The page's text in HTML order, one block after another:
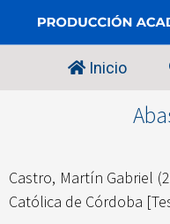
Inicio
Castro, Martín Gabriel
Católica de Córdoba